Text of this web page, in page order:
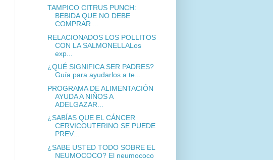
TAMPICO CITRUS PUNCH:
BEBIDA QUE NO DEBE
COMPRAR ...
RELACIONADOS LOS POLLITOS
CON LA SALMONELLALos
exp...
¿QUÉ SIGNIFICA SER PADRES?
Guía para ayudarlos a te...
PROGRAMA DE ALIMENTACIÓN
AYUDA A NIÑOS A
ADELGAZAR...
¿SABÍAS QUE EL CÁNCER
CERVICOUTERINO SE PUEDE
PREV...
¿SABE USTED TODO SOBRE EL
NEUMOCOCO? El neumococo